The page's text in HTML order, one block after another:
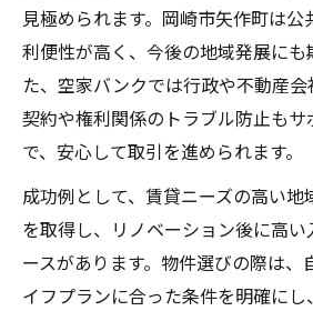
見極められます。岡崎市矢作町は公
利便性が高く、今後の地域発展にも
た、空家バンクでは行政や不動産会
契約や権利関係のトラブル防止も
で、安心して取引を進められます。
成功例として、賃貸ニーズの高い
を取得し、リノベーション後に高
ースがあります。物件選びの際は、
イフプランに合った条件を明確に